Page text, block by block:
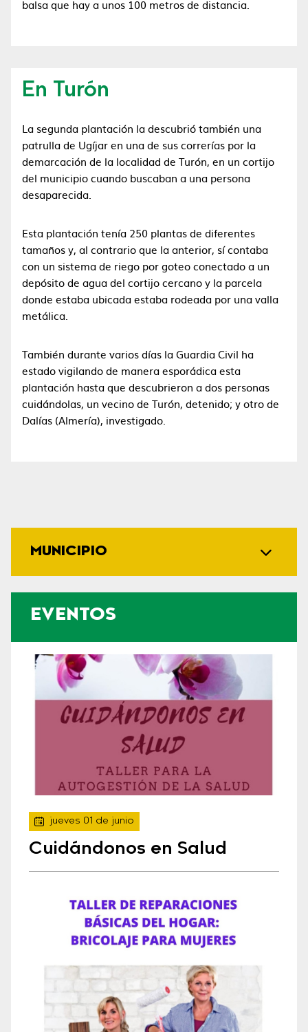
MUNICIPIO
EVENTOS
jueves 01 de junio
Cuidándonos en Salud
balsa que hay a unos 100 metros de distancia.
En Turón
La segunda plantación la descubrió también una
patrulla de Ugíjar en una de sus correrías por la
demarcación de la localidad de Turón, en un cortijo
del municipio cuando buscaban a una persona
desaparecida.
Esta plantación tenía 250 plantas de diferentes
tamaños y, al contrario que la anterior, sí contaba
con un sistema de riego por goteo conectado a un
depósito de agua del cortijo cercano y la parcela
donde estaba ubicada estaba rodeada por una valla
metálica.
También durante varios días la Guardia Civil ha
estado vigilando de manera esporádica esta
plantación hasta que descubrieron a dos personas
cuidándolas, un vecino de Turón, detenido; y otro de
Dalías (Almería), investigado.